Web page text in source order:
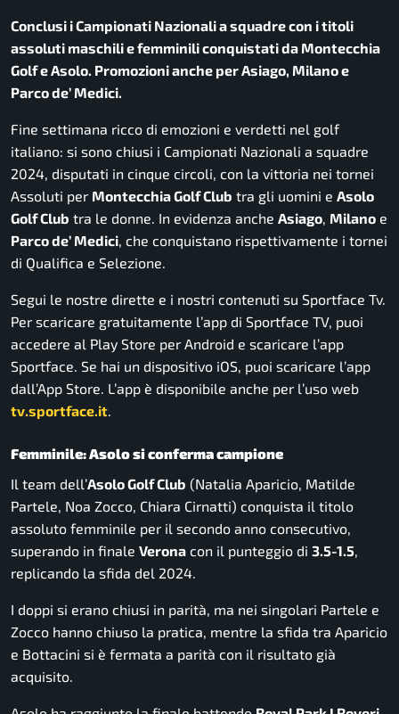
Conclusi i Campionati Nazionali a squadre con i titoli
assoluti maschili e femminili conquistati da Montecchia
Golf e Asolo. Promozioni anche per Asiago, Milano e
Parco de’ Medici.
Fine settimana ricco di emozioni e verdetti nel golf
italiano: si sono chiusi i Campionati Nazionali a squadre
2024, disputati in cinque circoli, con la vittoria nei tornei
Assoluti per Montecchia Golf Club tra gli uomini e Asolo
Golf Club tra le donne. In evidenza anche Asiago, Milano e
Parco de’ Medici, che conquistano rispettivamente i tornei
di Qualifica e Selezione.
Segui le nostre dirette e i nostri contenuti su Sportface Tv.
Per scaricare gratuitamente l’app di Sportface TV, puoi
accedere al Play Store per Android e scaricare l’app
Sportface. Se hai un dispositivo iOS, puoi scaricare l’app
dall’App Store. L’app è disponibile anche per l’uso web
tv.sportface.it.
Femminile: Asolo si conferma campione
Il team dell’Asolo Golf Club (Natalia Aparicio, Matilde
Partele, Noa Zocco, Chiara Cirnatti) conquista il titolo
assoluto femminile per il secondo anno consecutivo,
superando in finale Verona con il punteggio di 3.5-1.5
replicando la sfida del 2024.
I doppi si erano chiusi in parità, ma nei singolari Partele e
Zocco hanno chiuso la pratica, mentre la sfida tra Aparicio
e Bottacini si è fermata a parità con il risultato già
acquisito.